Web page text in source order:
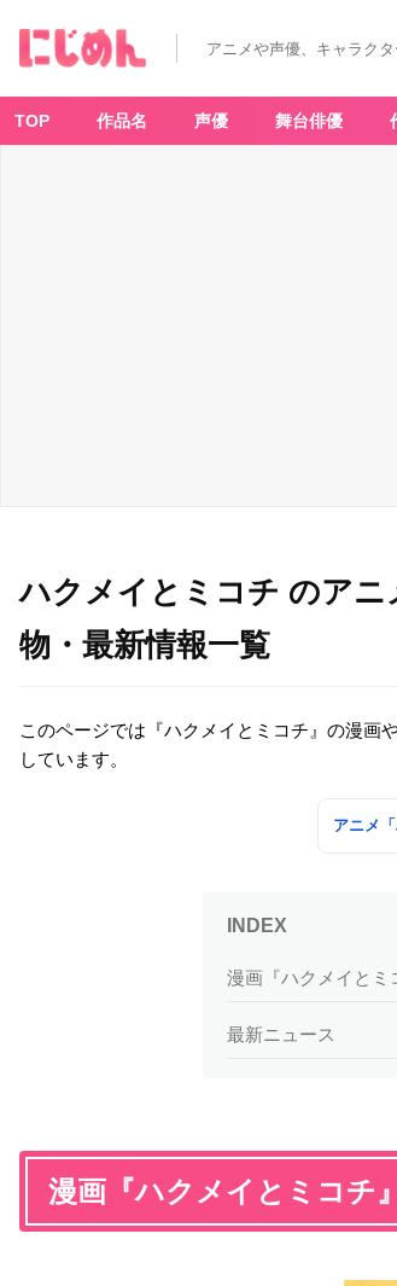
アニメや声優、キャラク
TOP 作品名 声優 舞台俳優
ハクメイとミコチ のアニ
物・最新情報一覧
このページでは『ハクメイとミコチ』の漫画
しています。
アニメ
漫画『ハクメイとミ
最新ニュース
漫画『ハクメイとミコチ